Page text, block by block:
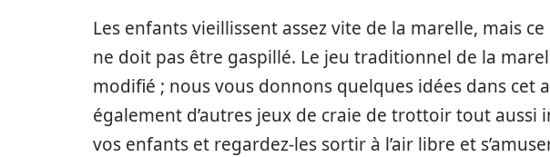
Les enfants vieillissent assez vite de la marelle, mais
ne doit pas être gaspillé. Le jeu traditionnel de la
modifié ; nous vous donnons quelques idées dans cet
également d’autres jeux de craie de trottoir tout aussi
vos enfants et regardez-les sortir à l’air libre et